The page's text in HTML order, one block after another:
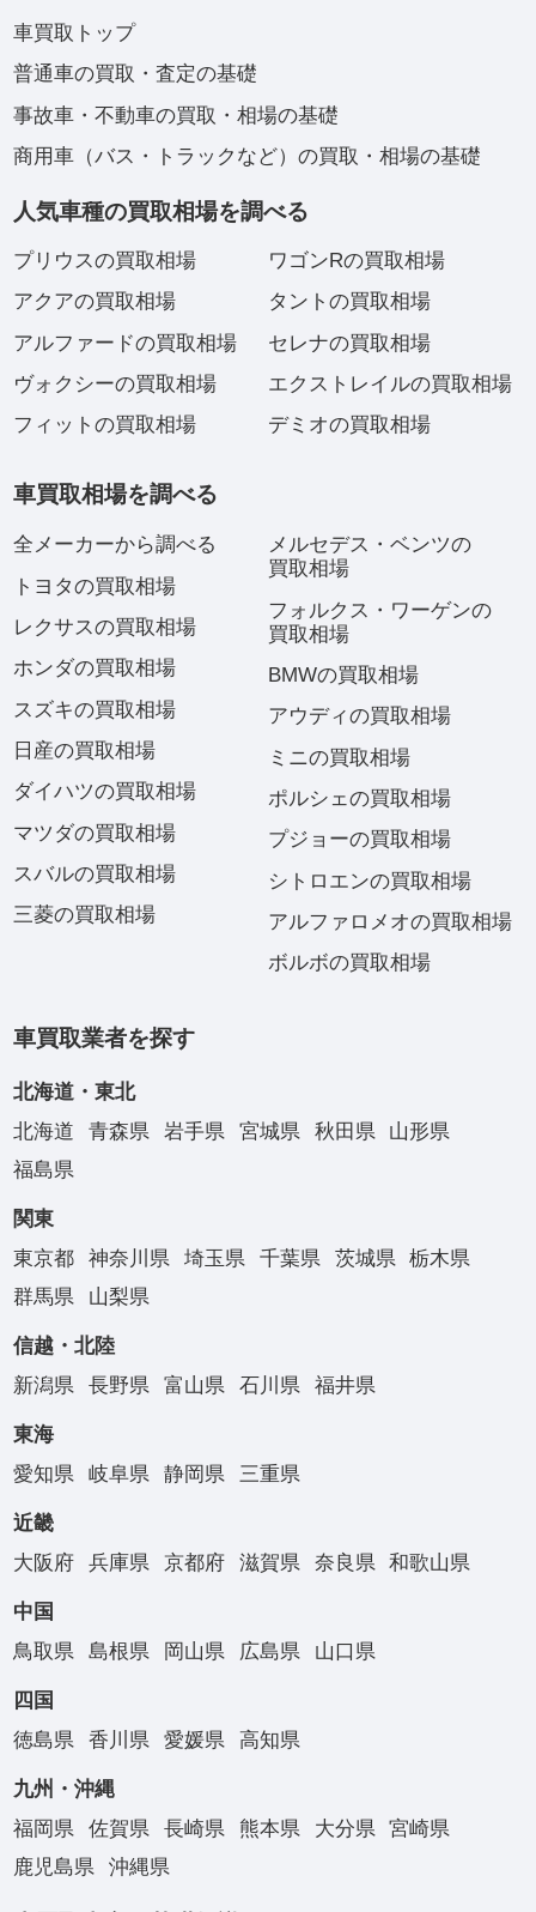
車買取トップ
普通車の買取・査定の基礎
事故車・不動車の買取・相場の基礎
商用車（バス・トラックなど）の買取・相場の基礎
人気車種の買取相場を調べる
プリウスの買取相場
アクアの買取相場
アルファードの買取相場
ヴォクシーの買取相場
フィットの買取相場
ワゴンRの買取相場
タントの買取相場
セレナの買取相場
エクストレイルの買取相場
デミオの買取相場
車買取相場を調べる
全メーカーから調べる
トヨタの買取相場
レクサスの買取相場
ホンダの買取相場
スズキの買取相場
日産の買取相場
ダイハツの買取相場
マツダの買取相場
スバルの買取相場
三菱の買取相場
メルセデス・ベンツの
買取相場
フォルクス・ワーゲンの
買取相場
BMWの買取相場
アウディの買取相場
ミニの買取相場
ポルシェの買取相場
プジョーの買取相場
シトロエンの買取相場
アルファロメオの買取相場
ボルボの買取相場
車買取業者を探す
北海道・東北
北海道
青森県 岩手県 宮城県 秋田県
山形県
福島県
関東
東京都
神奈川県 埼玉県 千葉県 茨城県
栃木県
群馬県
山梨県
信越・北陸
新潟県
長野県 富山県 石川県 福井県
東海
愛知県
岐阜県 静岡県 三重県
近畿
大阪府
兵庫県 京都府 滋賀県 奈良県 和歌山県
中国
鳥取県
島根県 岡山県 広島県 山口県
四国
徳島県
香川県 愛媛県 高知県
九州・沖縄
福岡県
佐賀県 長崎県 熊本県 大分県
宮崎県
鹿児島県
沖縄県